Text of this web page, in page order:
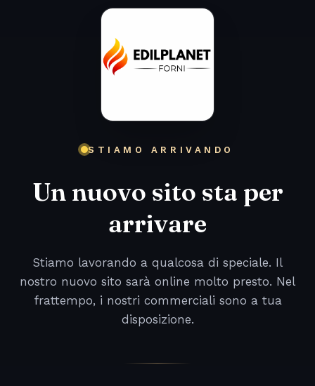
STIAMO ARRIVANDO
Un nuovo sito sta per
arrivare
Stiamo lavorando a qualcosa di speciale. Il
nostro nuovo sito sarà online molto presto. Nel
frattempo, i nostri commerciali sono a tua
disposizione.